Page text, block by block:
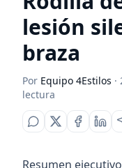
lesión
braza
Por Equipo 4Estilos ·
lectura
Resumen ejecutivo